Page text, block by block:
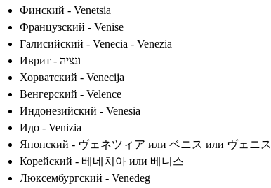
Финский - Venetsia
Французский - Venise
Галисийский - Venecia - Venezia
Иврит - ונציה
Хорватский - Venecija
Венгерский - Velence
Индонезийский - Venesia
Идо - Venizia
Японский - ヴェネツィア или ベニス или ヴェニス
Корейский - 베네치아 или 베니스
Люксембургский - Venedeg